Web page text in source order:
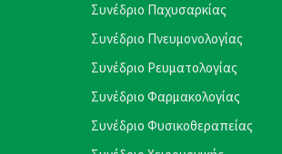
Συνέδριο Παχυσαρκίας
Συνέδριο Πνευμονολογίας
Συνέδριο Ρευματολογίας
Συνέδριο Φαρμακολογίας
Συνέδριο Φυσικοθεραπείας